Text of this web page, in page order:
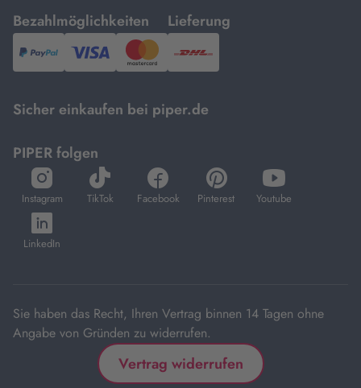
Bezahlmöglichkeiten
mit
PayPal,Visa
und
Lieferung
mit
DHL.
Sicher einkaufen bei piper.de
PIPER folgen
Instagram
öffnet
in
neuem
Tab
TikTok
öffnet
in
Facebook
öffnet
in
Pinterest
öffnet
in
Youtube
öffnet
in
LinkedIn
öffnet
in
Sie haben das Recht, Ihren Vertrag binnen 14 Tagen ohne
Angabe von Gründen zu widerrufen.
Vertrag widerrufen